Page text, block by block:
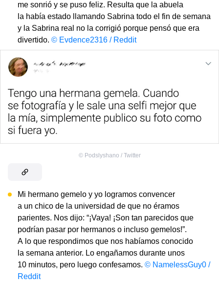
me sonrió y se puso feliz. Resulta que la abuela
la había estado llamando Sabrina todo el fin de semana
y la Sabrina real no la corrigió porque pensó que era
divertido. © Evdence2316 / Reddit
© Podslyshano / Twitter
Mi hermano gemelo y yo logramos convencer
a un chico de la universidad de que no éramos
parientes. Nos dijo: “¡Vaya! ¡Son tan parecidos que
podrían pasar por hermanos o incluso gemelos!”.
A lo que respondimos que nos habíamos conocido
la semana anterior. Lo engañamos durante unos
10 minutos, pero luego confesamos. © NamelessGuy0 /
Reddit